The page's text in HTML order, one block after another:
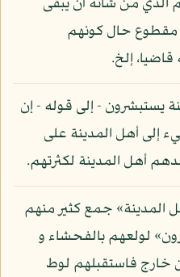
الذي من شأنه أن يبقى
حال كونهم
قاضيا، إلخ.
يستبشرون - إلى قوله - إن
إلى أهل المدينة على
أهل المدينة لكثرتهم.
المدينة» جمع كثير منهم
لولعهم بالفحشاء و
خارج فاستقبلهم لوط